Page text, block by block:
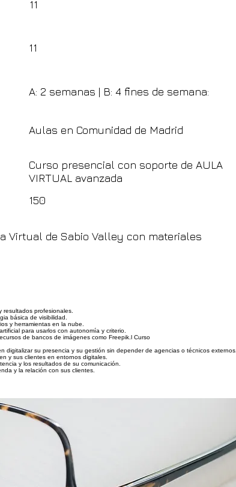
11
11
A: 2 semanas | B: 4 fines de semana:
Aulas en Comunidad de Madrid
Curso presencial con soporte de AULA
VIRTUAL avanzada
150
Virtual de Sabio Valley con materiales
profesionales.
básica de visibilidad.
y herramientas en la nube.
para usarlos con autonomía y criterio.
de bancos de imágenes como Freepik.l Curso
su presencia y su gestión sin depender de agencias o técnicos externos.
y sus clientes en entornos digitales.
y los resultados de su comunicación.
y la relación con sus clientes.